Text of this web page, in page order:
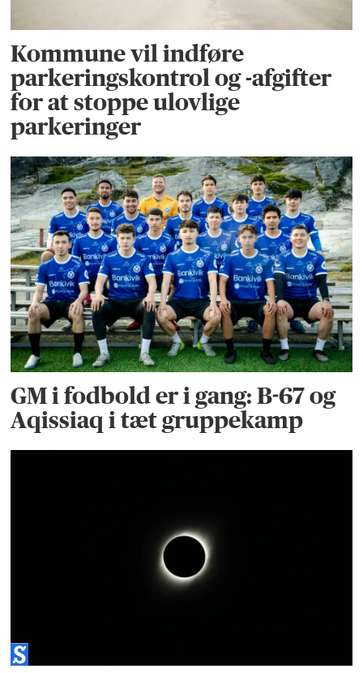
Kommune vil indføre
parkeringskontrol og -afgifter
for at stoppe ulovlige
parkeringer
GM i fodbold er i gang: B-67 og
Aqissiaq i tæt gruppekamp